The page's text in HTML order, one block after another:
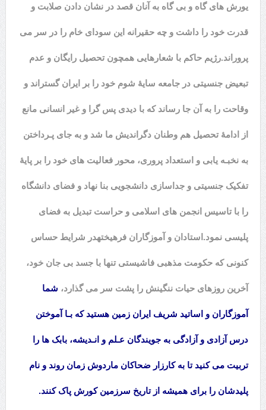
یورش های گاه و بی گاه به آنان قصد در نشان دادن صلابت و
قدرت خود را داشت و چه حقیرانه این سودای خام را در سر می
پروراند.رژیم حاکم با شعارهایی همچون تحصیل رایگان و عدم
تبعیض جنسیتی در جامعه سایۀ شوم خود را بر ایران گستراند و
وقاحت را به آن جا رساند که با دیدی پس گرا و غیر انسانی مانع
از ادامۀ تحصیل هم وطنان دگراندیش ما شد و به جای پـرداختن
به نخبـه یابی و استعداد پروری، محور فعالیت های خود را بر پایۀ
تفکیک جنسیتی و جداسازی دانشجویی بنا نهاد و فضای دانشگاه
را با تاسیس انجمن های اسلامی و حراست تبدیل به فضای
پلیسی نمود. استادان و آموزگاران فرهیختهدر شرایط حساس
کنونی که حکومت مذهبی فاشیستی تنها با جسد بی جان خود،
آخرین روزهای حیات ننگینش را پشت سر می گذارد، شما
آموزگاران و اساتید شریف ایران زمین هستید که بـا آموختن
درس آزادی و آزادگی به جویندگان عـلم و انـدیشه، بابک ها را
تربیت می کنید تا به کارزار ضحاکان ماردوش زمان روند و نام
پلیدشان را برای همیشه از تاریخ سرزمین کورش پاک کنند.